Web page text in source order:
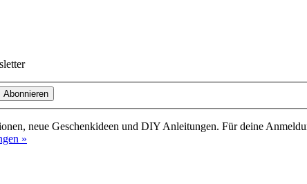
Abonnieren
neue Geschenkideen und DIY Anleitungen. Für deine
»